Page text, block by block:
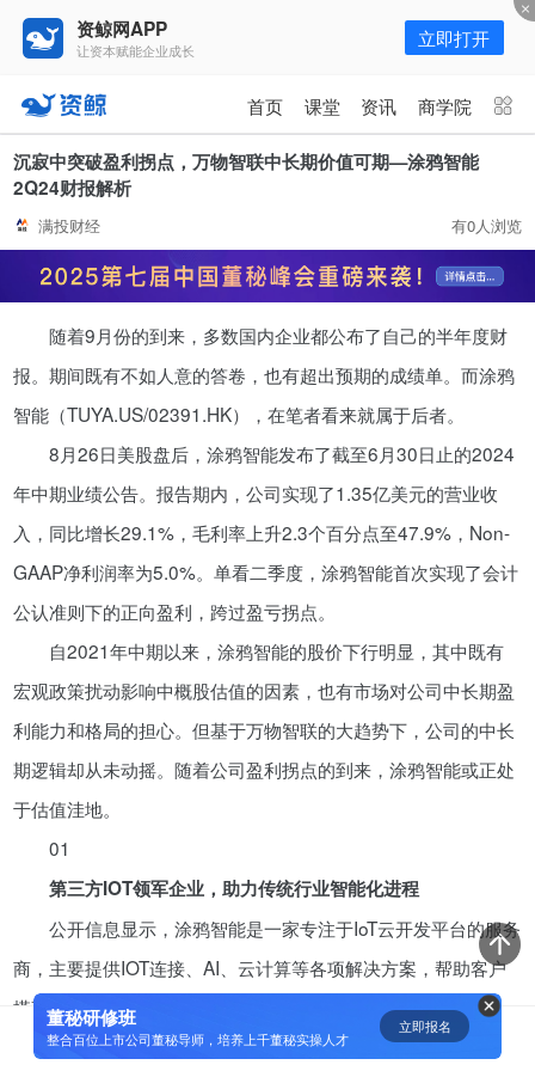
资鲸网APP
让资本赋能企业成长 立即打开
首页 课堂 资讯 商学院
资讯 课堂 直播 商学院
为你推荐 更多
星、平安、腾讯、比亚迪、碧桂园
等66位超级商业巨头未来产业布
11-01
年入百万，也不一定能看懂“商业
资鲸精选 | 迈瑞医疗上市：是王者
归来，还是“毒角兽”降临？
09-29
短视频用户规模超2.4亿 商业模式
仍处于探索当中
07-24
腾讯与马化腾：腾讯五虎是如何分
配股权的
资鲸精选 | Airbnb天使轮融资BP只
有这14页，但足以打动投资人
11-21
沉寂中突破盈利拐点，万物智联中长期价值可期—涂鸦智能
2Q24财报解析
满投财经 有0人浏览
随着9月份的到来，多数国内企业都公布了自己的半年度财
报。期间既有不如人意的答卷，也有超出预期的成绩单。而涂鸦
智能（TUYA.US/02391.HK），在笔者看来就属于后者。
8月26日美股盘后，涂鸦智能发布了截至6月30日止的2024
年中期业绩公告。报告期内，公司实现了1.35亿美元的营业收
入，同比增长29.1%，毛利率上升2.3个百分点至47.9%，Non-
GAAP净利润率为5.0%。单看二季度，涂鸦智能首次实现了会计
公认准则下的正向盈利，跨过盈亏拐点。
自2021年中期以来，涂鸦智能的股价下行明显，其中既有
宏观政策扰动影响中概股估值的因素，也有市场对公司中长期盈
利能力和格局的担心。但基于万物智联的大趋势下，公司的中长
期逻辑却从未动摇。随着公司盈利拐点的到来，涂鸦智能或正处
于估值洼地。
01
第三方IOT领军企业，助力传统行业智能化进程
公开信息显示，涂鸦智能是一家专注于IoT云开发平台的服务
商，主要提供IOT连接、AI、云计算等各项解决方案，帮助客户
搭建各类智慧场景。从公司的收入分类来看，公司为客户提供
PaaS、智慧解决方案、SaaS三类服务。但从公司官网的核心业
董秘研修班
整合百位上市公司董秘导师，培养上千董秘实操人才
立即报名